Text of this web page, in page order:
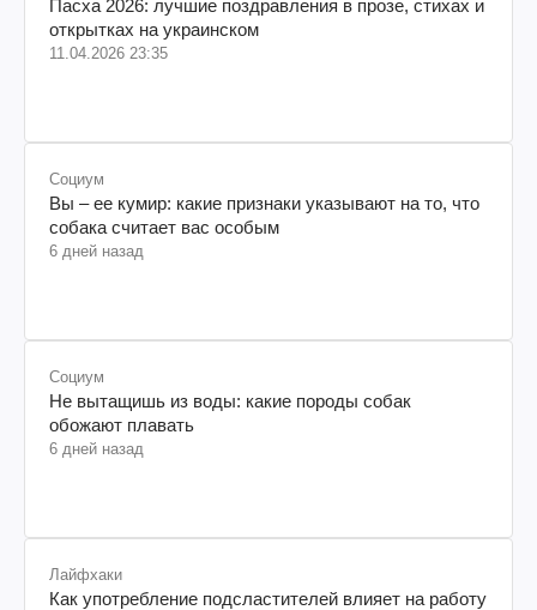
Пасха 2026: лучшие поздравления в прозе, стихах и
открытках на украинском
11.04.2026 23:35
Социум
Вы – ее кумир: какие признаки указывают на то, что
собака считает вас особым
6 дней назад
Социум
Не вытащишь из воды: какие породы собак
обожают плавать
6 дней назад
Лайфхаки
Как употребление подсластителей влияет на работу